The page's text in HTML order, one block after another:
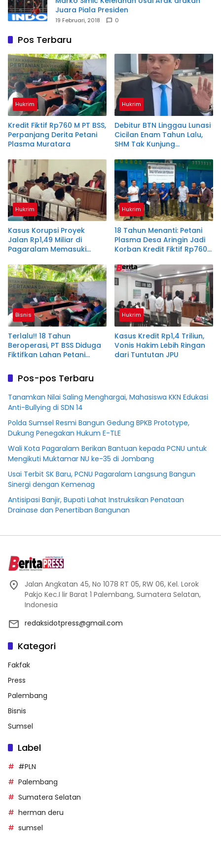
Juara Piala Presiden
19 Februari, 2018 0
Pos Terbaru
Hukrim
Kredit Fiktif Rp760 M PT BSS,
Perpanjang Derita Petani
Plasma Muratara
Hukrim
Debitur BTN Linggau Lunasi
Cicilan Enam Tahun Lalu,
SHM Tak Kunjung
Hukrim
Kasus Korupsi Proyek
Jalan Rp1,49 Miliar di
Pagaralam Memasuki
Terdakwa Dituntut 2,5
Tahun Penjara
Hukrim
18 Tahun Menanti: Petani
Plasma Desa Aringin Jadi
Korban Kredit Fiktif Rp760
Bisnis
Terlalu!! 18 Tahun
Beroperasi, PT BSS Diduga
Fiktifkan Lahan Petani
Hukrim
Kasus Kredit Rp1,4 Triliun,
Vonis Hakim Lebih Ringan
dari Tuntutan JPU
Pos-pos Terbaru
Tanamkan Nilai Saling Menghargai, Mahasiswa KKN Edukasi
Anti-Bullying di SDN 14
Polda Sumsel Resmi Bangun Gedung BPKB Prototype,
Dukung Penegakan Hukum E-TLE
Wali Kota Pagaralam Berikan Bantuan kepada PCNU untuk
Mengikuti Muktamar NU ke-35 di Jombang
Usai Terbit SK Baru, PCNU Pagaralam Langsung Bangun
Sinergi dengan Kemenag
Antisipasi Banjir, Bupati Lahat Instruksikan Penataan
Drainase dan Penertiban Bangunan
Jalan Angkatan 45, No 1078 RT 05, RW 06, Kel. Lorok
Pakjo Kec.I lir Barat 1 Palembang, Sumatera Selatan,
Indonesia
redaksidotpress@gmail.com
Kategori
Fakfak
Press
Palembang
Bisnis
Sumsel
Label
#PLN
Palembang
Sumatera Selatan
herman deru
sumsel